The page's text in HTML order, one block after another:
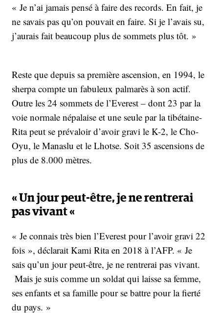
« Je n’ai jamais pensé à faire des records. En fait, je
ne savais pas qu’on pouvait en faire. Si je l’avais su,
j’aurais fait beaucoup plus de sommets plus tôt. »
Reste que depuis sa première ascension, en 1994, le
sherpa compte un fabuleux palmarès à son actif.
Outre les 24 sommets de l’Everest – dont 23 par la
voie normale népalaise et une seule par la tibétaine-
Rita peut se prévaloir d’avoir gravi le K-2, le Cho-
Oyu, le Manaslu et le Lhotse. Soit 35 ascensions de
plus de 8.000 mètres.
« Un jour peut-être, je ne rentrerai
pas vivant «
« Je connais très bien l’Everest pour l’avoir gravi 22
fois », déclarait Kami Rita en 2018 à l’AFP. « Je
sais qu’un jour peut-être, je ne rentrerai pas vivant.
Mais je suis comme un soldat qui laisse sa femme,
ses enfants et sa famille pour se battre pour la fierté
du pays. »